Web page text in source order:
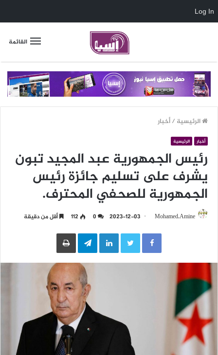
القائمة
الرئيسية /أخبار
أخبار الرئيسية
رئيس الجمهورية عبد المجيد تبون
يشرف على تسليم جائزة رئيس
الجمهورية للصحفي المحترف.
Mohamed.Amine
2023-12-03
112 أقل من دقيقة
LinkedIn
Telegramطباعة
Log In